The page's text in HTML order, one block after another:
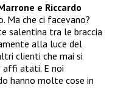
e Riccardo
Ma che ci facevano?
salentina tra le braccia
alla luce del
clienti che mai si
affi atati. E noi
hanno molte cose in